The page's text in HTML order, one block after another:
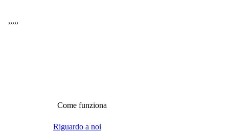
,,,,,
Come funziona
Riguardo a noi